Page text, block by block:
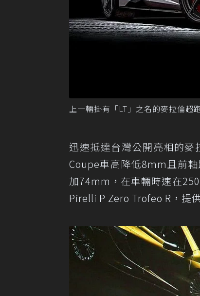
上一輛掛有「LT」之名的麥拉倫超
迅速抵達台灣公開亮相的麥
Coupe車高降低8mm且前
加74mm，在車輛時速在
Pirelli P Zero Trofeo R，提